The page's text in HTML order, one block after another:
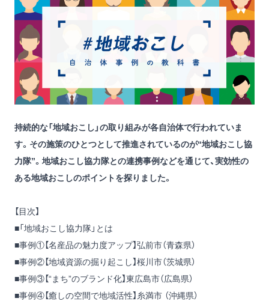
持続的な「地域おこし」の取り組みが各自治体で行われていま
す。その施策のひとつとして推進されているのが“地域おこし協
力隊”。地域おこし協力隊との連携事例などを通じて、実効性の
ある地域おこしのポイントを探りました。
【目次】
■「地域おこし協力隊」とは
■事例①【名産品の魅力度アップ】弘前市（青森県）
■事例②【地域資源の掘り起こし】桜川市（茨城県）
■事例③【“まち”のブランド化】東広島市（広島県）
■事例④【癒しの空間で地域活性】糸満市 （沖縄県）